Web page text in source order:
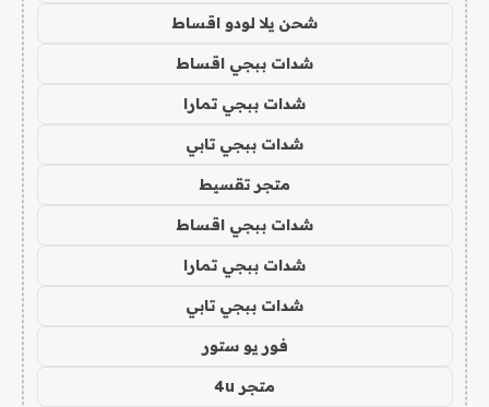
شحن يلا لودو اقساط
شدات ببجي اقساط
شدات ببجي تمارا
شدات ببجي تابي
متجر تقسيط
شدات ببجي اقساط
شدات ببجي تمارا
شدات ببجي تابي
فور يو ستور
متجر 4u